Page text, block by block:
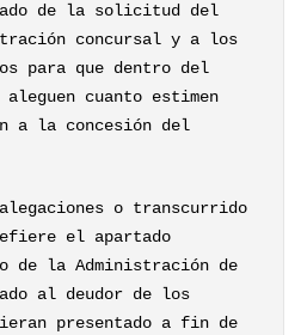
de la solicitud del
concursal y a los
para que dentro del
cuanto estimen
a la concesión del
o transcurrido
el apartado
de la Administración de
al deudor de los
presentado a fin de